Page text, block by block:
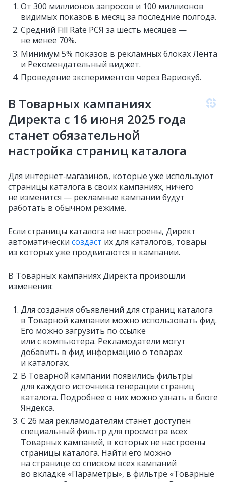
От 300 миллионов запросов и 100 миллионов
видимых показов в месяц за последние полгода.
Средний Fill Rate РСЯ за шесть месяцев —
не менее 70%.
Минимум 5% показов в рекламных блоках Лента
и Рекомендательный виджет.
Проведение экспериментов через Вариокуб.
В Товарных кампаниях
Директа с 16 июня 2025 года
станет обязательной
настройка страниц каталога
Для интернет‑магазинов, которые уже используют
страницы каталога в своих кампаниях, ничего
не изменится — рекламные кампании будут
работать в обычном режиме.
Если страницы каталога не настроены, Директ
автоматически создаст их для каталогов, товары
из которых уже продвигаются в кампании.
В Товарных кампаниях Директа произошли
изменения:
Для создания объявлений для страниц каталога
в Товарной кампании можно использовать фид.
Его можно загрузить по ссылке
или с компьютера. Рекламодатели могут
добавить в фид информацию о товарах
и каталогах.
В Товарной кампании появились фильтры
для каждого источника генерации страниц
каталога. Подробнее о них можно узнать в блоге
Яндекса.
С 26 мая рекламодателям станет доступен
специальный фильтр для просмотра всех
Товарных кампаний, в которых не настроены
страницы каталога. Найти его можно
на странице со списком всех кампаний
во вкладке «Параметры», в фильтре «Товарные